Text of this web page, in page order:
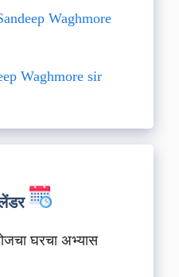
Waghmore
Waghmore sir
घरचा अभ्यास